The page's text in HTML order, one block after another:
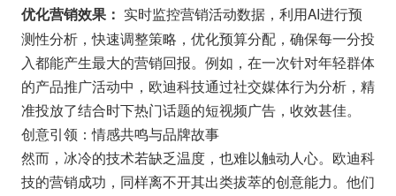
优化营销效果： 实时监控营销活动数据，利用AI进行预
测性分析，快速调整策略，优化预算分配，确保每一分投
入都能产生最大的营销回报。例如，在一次针对年轻群体
的产品推广活动中，欧迪科技通过社交媒体行为分析，精
准投放了结合时下热门话题的短视频广告，收效甚佳。
创意引领：情感共鸣与品牌故事
然而，冰冷的技术若缺乏温度，也难以触动人心。欧迪科
技的营销成功，同样离不开其出类拔萃的创意能力。他们